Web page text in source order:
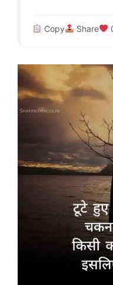
Copy Share